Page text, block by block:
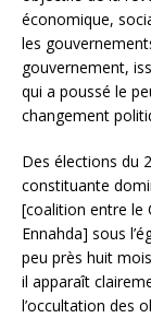
économique,
les
gouvernement,
qui a poussé le
changement
Des élections du
constituante
[coalition entre le
Ennahda] sous
peu près huit
il apparaît
l’occultation des